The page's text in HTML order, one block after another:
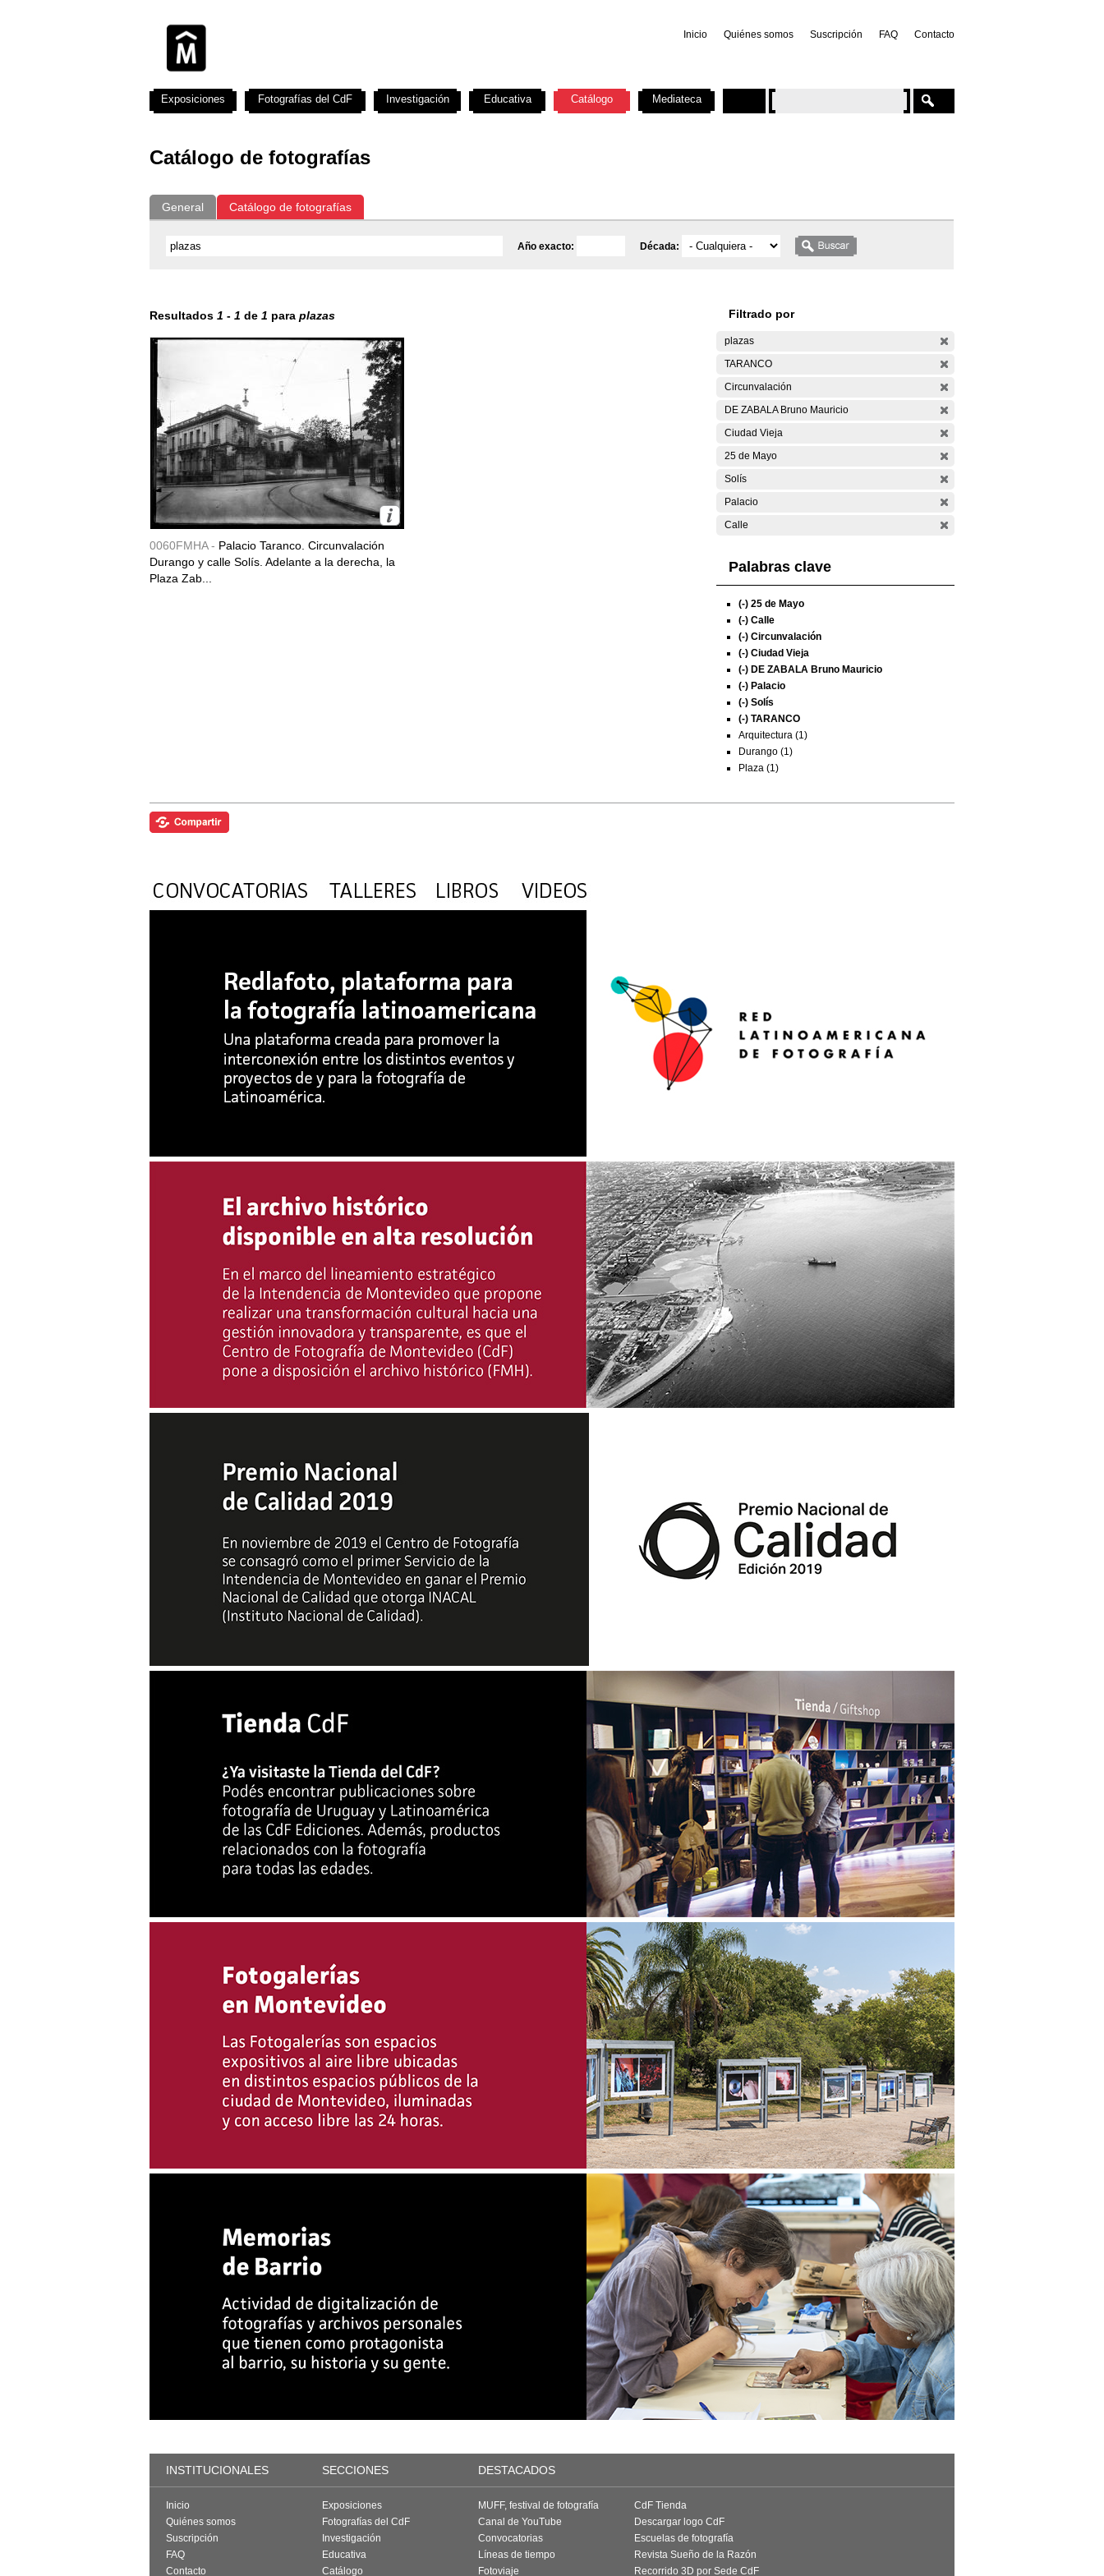
Inicio Quiénes somos Suscripción FAQ Contacto
Catálogo de fotografías
General Catálogo de fotografías
Año exacto: Década:
Resultados 1 - 1 de 1 para plazas
0060FMHA - Palacio Taranco. Circunvalación
Durango y calle Solís. Adelante a la derecha, la
Plaza Zab...
Filtrado por
plazas
TARANCO
Circunvalación
DE ZABALA Bruno Mauricio
Ciudad Vieja
25 de Mayo
Solís
Palacio
Calle
Palabras clave
(-) 25 de Mayo
(-) Calle
(-) Circunvalación
(-) Ciudad Vieja
(-) DE ZABALA Bruno Mauricio
(-) Palacio
(-) Solís
(-) TARANCO
Arquitectura (1)
Durango (1)
Plaza (1)
Exposiciones Fotografías del CdF Investigación Educativa Catálogo Mediateca
INSTITUCIONALES SECCIONES DESTACADOS
Inicio
Quiénes somos
Suscripción
FAQ
Contacto
Exposiciones
Fotografías del CdF
Investigación
Educativa
Catálogo
MUFF, festival de fotografía
Canal de YouTube
Convocatorias
Líneas de tiempo
Fotoviaje
CdF Tienda
Descargar logo CdF
Escuelas de fotografía
Revista Sueño de la Razón
Recorrido 3D por Sede CdF